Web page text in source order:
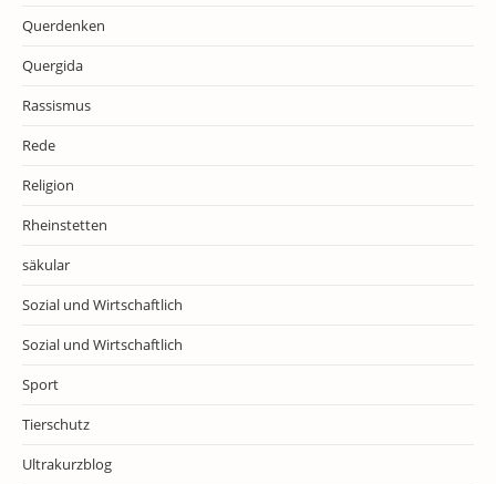
Querdenken
Quergida
Rassismus
Rede
Religion
Rheinstetten
säkular
Sozial und Wirtschaftlich
Sozial und Wirtschaftlich
Sport
Tierschutz
Ultrakurzblog